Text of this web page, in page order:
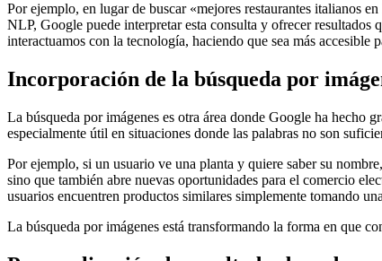
Por ejemplo, en lugar de buscar «mejores restaurantes italianos
NLP, Google puede interpretar esta consulta y ofrecer
interactuamos con la tecnología, haciendo que sea más accesible
Incorporación de la búsqueda por
La búsqueda por imágenes es otra área donde Google ha hecho
especialmente útil en situaciones donde las palabras no son
Por ejemplo, si un usuario ve una planta y quiere saber su
sino que también abre nuevas oportunidades para el comercio
usuarios encuentren productos similares simplemente tomando
La búsqueda por imágenes está transformando la forma en que